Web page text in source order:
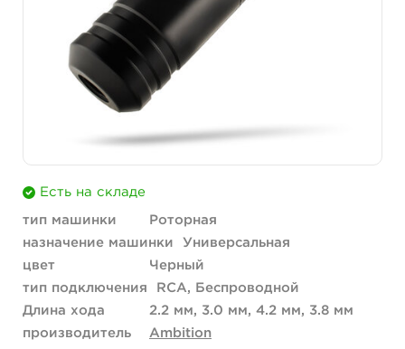
Есть на складе
тип машинки
Роторная
назначение машинки
Универсальная
цвет
Черный
тип подключения
RCA, Беспроводной
Длина хода
2.2 мм, 3.0 мм, 4.2 мм, 3.8 мм
производитель
Ambition